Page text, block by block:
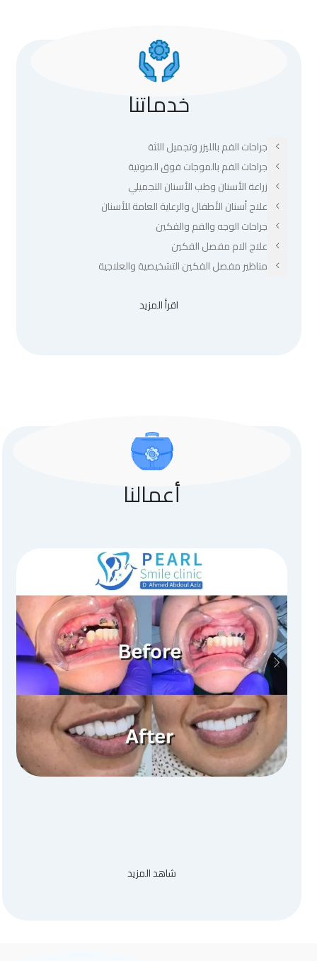
خدماتنا
جراحات الفم بالليزر وتجميل اللثة
جراحات الفم بالموجات فوق الصوتية
زراعة الأسنان وطب الأسنان التجميلي
علاج أسنان الأطفال والرعاية العامة للأسنان
جراحات الوجه والفم والفكين
علاج الام مفصل الفكين
مناظير مفصل الفكين التشخيصية والعلاجية
اقرأ المزيد
أعمالنا
شاهد المزيد